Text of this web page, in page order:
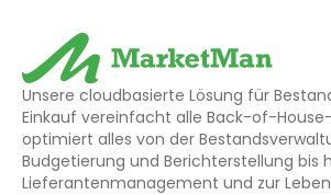
Unsere cloudbasierte Lösung für
Einkauf vereinfacht alle Back-of-
optimiert alles von der
Budgetierung und Berichterstellung bis
Lieferantenmanagement und zur